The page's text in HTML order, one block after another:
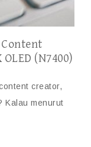
(N7400)
creator,
Kalau menurut